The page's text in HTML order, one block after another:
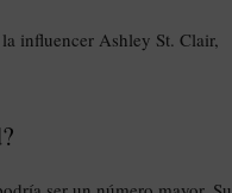
influencer Ashley St. Clair,